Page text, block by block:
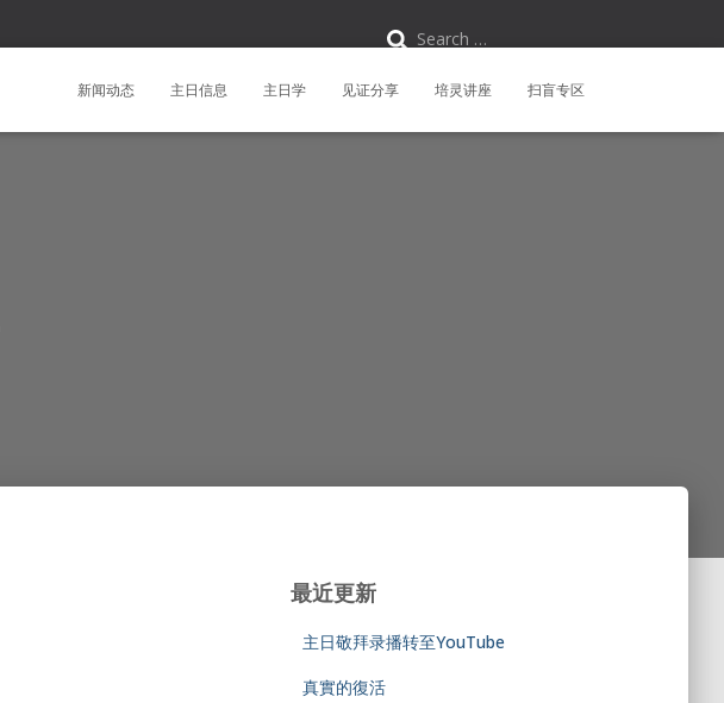
Search …
新闻动态 主日信息 主日学 见证分享 培灵讲座 扫盲专区
最近更新
主日敬拜录播转至YouTube
真實的復活